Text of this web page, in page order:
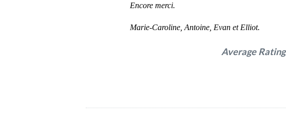
Encore merci.
Marie-Caroline, Antoine, Evan et Elliot.
Average Rating